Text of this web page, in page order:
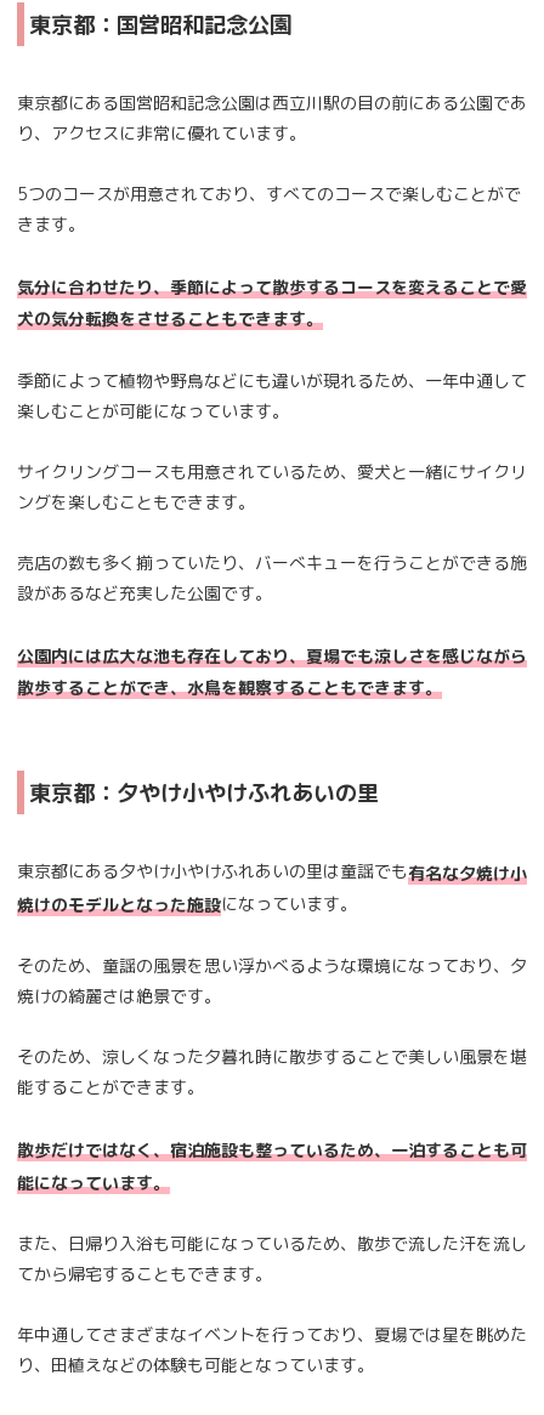
東京都：国営昭和記念公園
東京都にある国営昭和記念公園は西立川駅の目の前にある公園であ
り、アクセスに非常に優れています。
5つのコースが用意されており、すべてのコースで楽しむことがで
きます。
気分に合わせたり、季節によって散歩するコースを変えることで愛
犬の気分転換をさせることもできます。
季節によって植物や野鳥などにも違いが現れるため、一年中通して
楽しむことが可能になっています。
サイクリングコースも用意されているため、愛犬と一緒にサイクリ
ングを楽しむこともできます。
売店の数も多く揃っていたり、バーべキューを行うことができる施
設があるなど充実した公園です。
公園内には広大な池も存在しており、夏場でも涼しさを感じながら
散歩することができ、水鳥を観察することもできます。
東京都：夕やけ小やけふれあいの里
東京都にある夕やけ小やけふれあいの里は童謡でも有名な夕焼け小
焼けのモデルとなった施設になっています。
そのため、童謡の風景を思い浮かべるような環境になっており、夕
焼けの綺麗さは絶景です。
そのため、涼しくなった夕暮れ時に散歩することで美しい風景を堪
能することができます。
散歩だけではなく、宿泊施設も整っているため、一泊することも可
能になっています。
また、日帰り入浴も可能になっているため、散歩で流した汗を流し
てから帰宅することもできます。
年中通してさまざまなイベントを行っており、夏場では星を眺めた
り、田植えなどの体験も可能となっています。